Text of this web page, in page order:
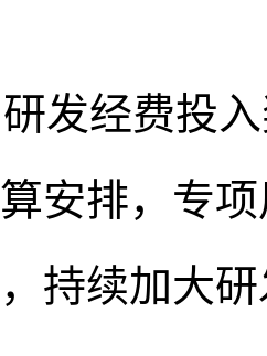
发经费投
安排，专
持续加大